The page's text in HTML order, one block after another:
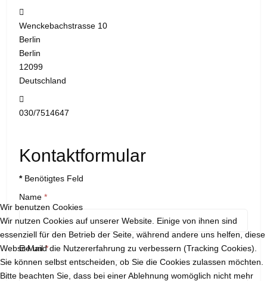
Wenckebachstrasse 10
Berlin
Berlin
12099
Deutschland
030/7514647
Kontaktformular
*Benötigtes Feld
Name *
E-Mail*
Wir benutzen Cookies
Wir nutzen Cookies auf unserer Website. Einige von ihnen sind
essenziell für den Betrieb der Seite, während andere uns helfen, diese
Website und die Nutzererfahrung zu verbessern (Tracking Cookies).
Sie können selbst entscheiden, ob Sie die Cookies zulassen möchten.
Bitte beachten Sie, dass bei einer Ablehnung womöglich nicht mehr